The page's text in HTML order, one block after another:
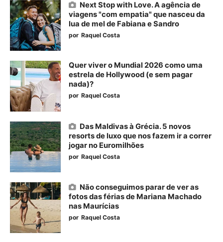
Next Stop with Love. A agência de
viagens "com empatia" que nasceu da
lua de mel de Fabiana e Sandro
por Raquel Costa
Quer viver o Mundial 2026 como uma
estrela de Hollywood (e sem pagar
nada)?
por Raquel Costa
Das Maldivas à Grécia. 5 novos
resorts de luxo que nos fazem ir a correr
jogar no Euromilhões
por Raquel Costa
Não conseguimos parar de ver as
fotos das férias de Mariana Machado
nas Maurícias
por Raquel Costa